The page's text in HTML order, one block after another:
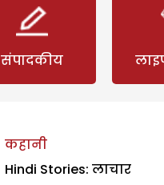
संपादकीय
कहानी
Hindi Stories: लाचार